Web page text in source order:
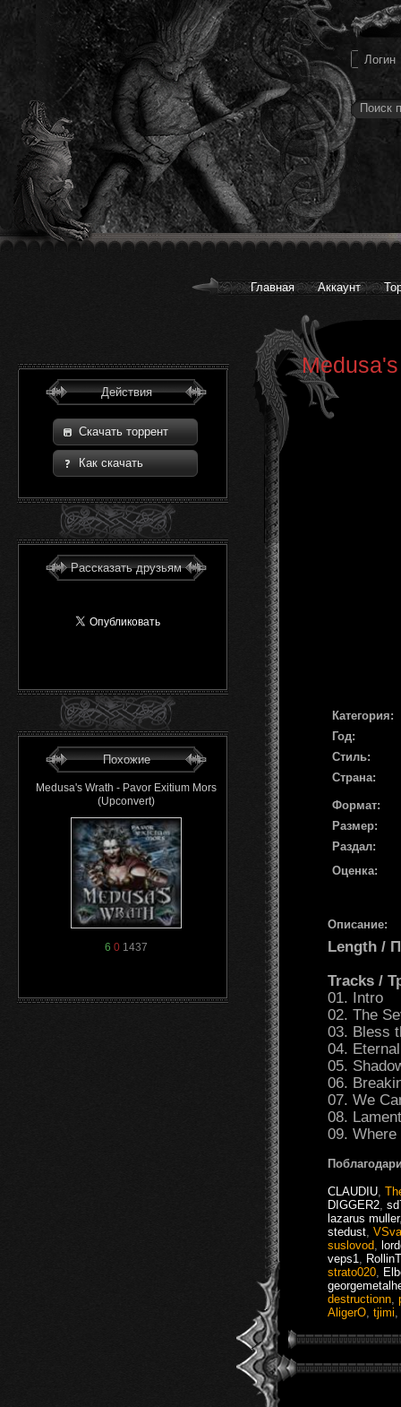
Главная Аккаунт
Действия
Скачать торрент
Как скачать
Рассказать друзьям
Похожие
Medusa's Wrath - Pavor Exitium Mors
(Upconvert)
6 0 1437
Категория:
Год:
Стиль:
Страна:
Формат:
Размер:
Раздал:
Оценка:
Описание:
Length /
Tracks /
01. Intro
02. The
03. Bless
04. Eternal
05.
06.
07. We
08.
09.
CLAUDIU
DIGGER2
lazarus muller
stedust
suslovod
veps1
strato020
destructionn
AligerO tjimi